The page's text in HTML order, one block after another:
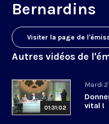
Bernardins
Visiter la page de
Autres vidéos de
01:31:02
Mardi
vital !